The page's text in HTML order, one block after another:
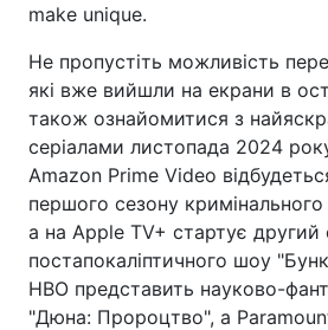
make unique.
Не пропустіть можливість
які вже вийшли на екрани в
також ознайомитися з
серіалами листопада 2024
Amazon Prime Video
першого сезону
а на Apple TV+ стартує другий
постапокаліптичного шоу
HBO представить науково-
"Дюна: Пророцтво", а